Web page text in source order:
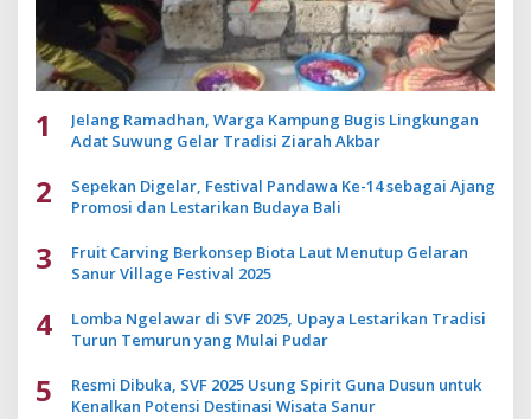
1
Jelang Ramadhan, Warga Kampung Bugis Lingkungan
Adat Suwung Gelar Tradisi Ziarah Akbar
2
Sepekan Digelar, Festival Pandawa Ke-14 sebagai Ajang
Promosi dan Lestarikan Budaya Bali
3
Fruit Carving Berkonsep Biota Laut Menutup Gelaran
Sanur Village Festival 2025
4
Lomba Ngelawar di SVF 2025, Upaya Lestarikan Tradisi
Turun Temurun yang Mulai Pudar
5
Resmi Dibuka, SVF 2025 Usung Spirit Guna Dusun untuk
Kenalkan Potensi Destinasi Wisata Sanur